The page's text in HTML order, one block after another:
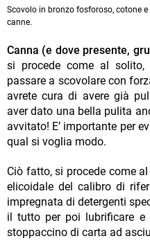
Scovolo in bronzo fosforoso, cotone
canne.
Canna (e dove presente,
si procede come al
passare a scovolare con
avrete cura di avere già
aver dato una bella pulita
avvitato! E’ importante per
qual si voglia modo.
Ciò fatto, si procede come
elicoidale del calibro di
impregnata di detergenti
il tutto per poi lubrificare e
stoppaccino di carta ad